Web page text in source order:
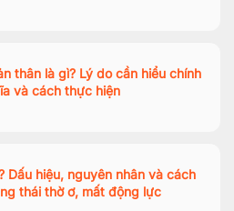
thân là gì? Lý do cần hiểu chính
và cách thực hiện
Dấu hiệu, nguyên nhân và cách
thái thờ ơ, mất động lực